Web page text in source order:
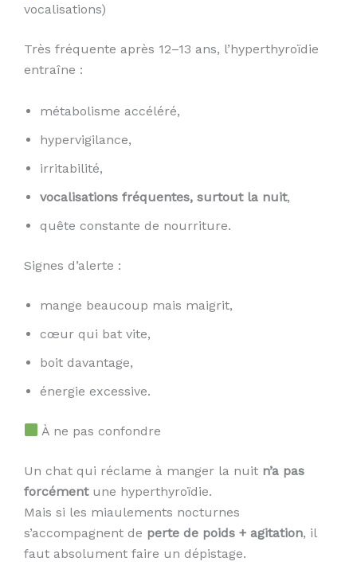
vocalisations)
Très fréquente après 12–13 ans, l’hyperthyroïdie
entraîne :
métabolisme accéléré,
hypervigilance,
irritabilité,
vocalisations fréquentes, surtout la nuit,
quête constante de nourriture.
Signes d’alerte :
mange beaucoup mais maigrit,
cœur qui bat vite,
boit davantage,
énergie excessive.
À ne pas confondre
Un chat qui réclame à manger la nuit n’a pas
forcémentune hyperthyroïdie.
Mais si les miaulements nocturnes
s’accompagnent de perte de poids + agitation, il
faut absolument faire un dépistage.